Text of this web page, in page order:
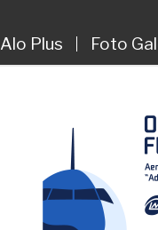
Alo Plus Foto